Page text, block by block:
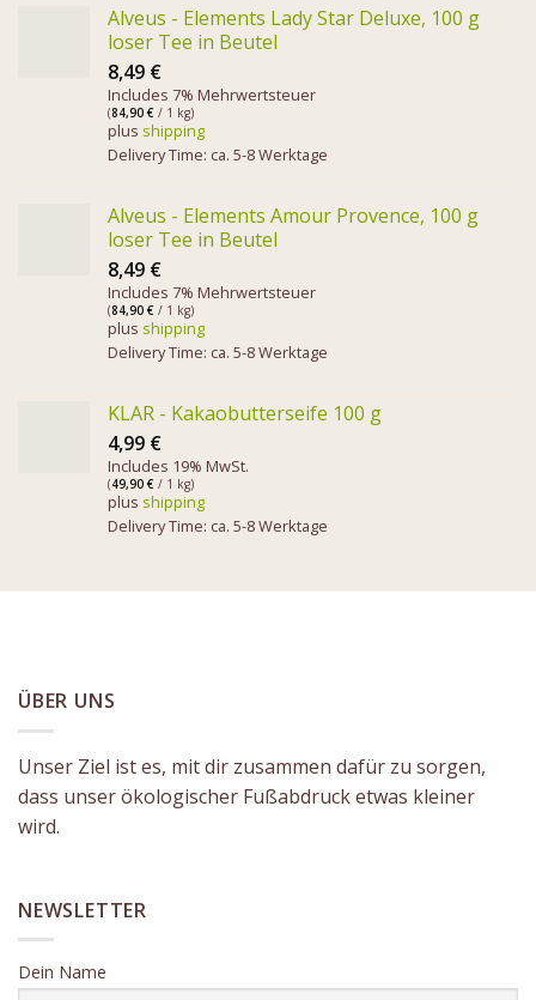
Alveus - Elements Lady Star Deluxe, 100 g
loser Tee in Beutel
8,49 €
Includes 7% Mehrwertsteuer
(84,90 € / 1 kg)
plus shipping
Delivery Time: ca. 5-8 Werktage
Alveus - Elements Amour Provence, 100 g
loser Tee in Beutel
8,49 €
Includes 7% Mehrwertsteuer
(84,90 € / 1 kg)
plus shipping
Delivery Time: ca. 5-8 Werktage
KLAR - Kakaobutterseife 100 g
4,99 €
Includes 19% MwSt.
(49,90 € / 1 kg)
plus shipping
Delivery Time: ca. 5-8 Werktage
ÜBER UNS
Unser Ziel ist es, mit dir zusammen dafür zu sorgen,
dass unser ökologischer Fußabdruck etwas kleiner
wird.
NEWSLETTER
Dein Name